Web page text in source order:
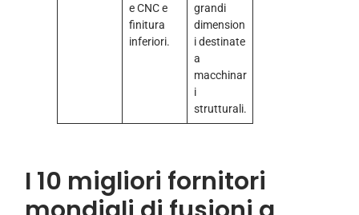
e CNC e
finitura
inferiori.
grandi
dimension
i destinate
a
macchinar
i
strutturali.
I 10 migliori fornitori